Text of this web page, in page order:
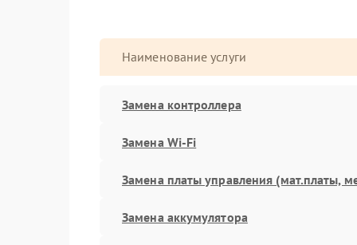
Наименование услуги
Замена контроллера
Замена Wi-Fi
Замена платы управления (мат.платы,
Замена аккумулятора